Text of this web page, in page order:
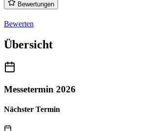
Bewertungen
Bewerten
Übersicht
Messetermin 2026
Nächster Termin